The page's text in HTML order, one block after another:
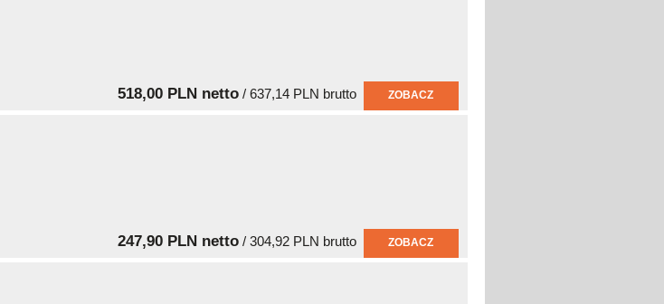
518,00 PLN netto/ 637,14 PLN brutto ZOBACZ
247,90 PLN netto/ 304,92 PLN brutto ZOBACZ